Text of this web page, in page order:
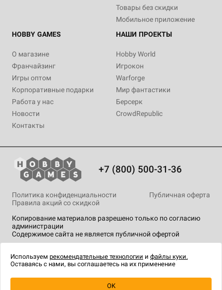
Товары без скидки
Мобильное приложение
HOBBY GAMES
О магазине
Франчайзинг
Игры оптом
Корпоративные подарки
Работа у нас
Новости
Контакты
НАШИ ПРОЕКТЫ
Hobby World
Игрокон
Warforge
Мир фантастики
Берсерк
CrowdRepublic
+7 (800) 500-31-36
Копирование материалов разрешено только по согласию
администрации
Содержимое сайта не является публичной офертой
Политика конфиденциальности
Публичная оферта
Правила акций со скидкой
технологии .
Используем рекомендательные технологии и файлы куки.
Оставаясь с нами, вы соглашаетесь на их применение
OK